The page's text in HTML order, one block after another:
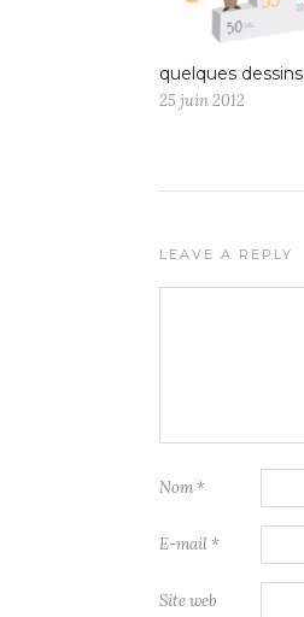
quelques dessins
25 juin 2012
LEAVE A REPLY
Nom *
E-mail *
Site web